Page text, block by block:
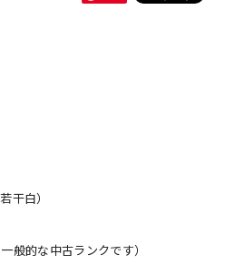
干白）
般的な中古ランクです）